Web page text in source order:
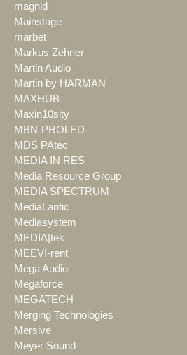
magnid
Mainstage
marbet
Markus Zehner
Martin Audio
Martin by HARMAN
MAXHUB
Maxin10sity
MBN-PROLED
MDS PAtec
MEDIA IN RES
Media Resource Group
MEDIA SPECTRUM
MediaLantic
Mediasystem
MEDIA|tek
MEEVI-rent
Mega Audio
Megaforce
MEGATECH
Merging Technologies
Mersive
Meyer Sound